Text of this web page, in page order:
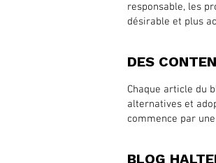
responsable, les
désirable et plus
DES
Chaque article du
alternatives et
commence par
BLOG